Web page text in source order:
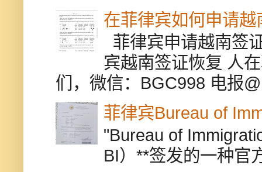
在菲律宾如何申请越
菲律宾申请越南签
宾越南签证恢复 人
们，微信：BGC998 电报
菲律宾Bureau of
"Bureau of
BI）**签发的一种官